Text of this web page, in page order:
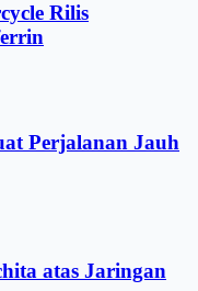
Rilis
Perjalanan Jauh
atas Jaringan